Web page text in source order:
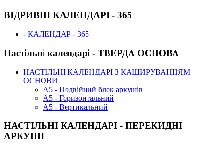
ВІДРИВНІ КАЛЕНДАРІ - 365
- КАЛЕНДАР - 365
Настільні календарі - ТВЕРДА ОСНОВА
НАСТІЛЬНІ КАЛЕНДАРІ З КАШИРУВАННЯМ
ОСНОВИ
А5 - Подвійний блок аркушів
А5 - Горизонтальний
А5 - Вертикальний
НАСТІЛЬНІ КАЛЕНДАРІ - ПЕРЕКИДНІ
АРКУШІ